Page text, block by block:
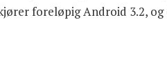
foreløpig Android 3.2,